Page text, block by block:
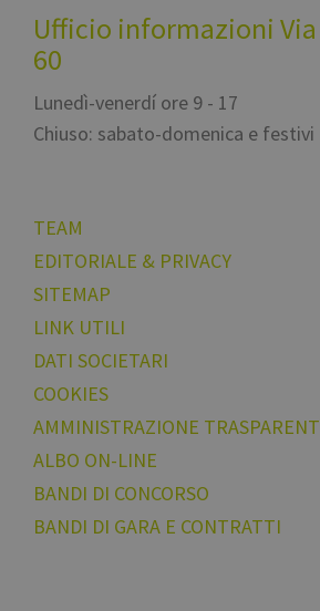
Ufficio informazioni
60
Lunedì-venerdí ore 9 - 17
Chiuso: sabato-domenica e festivi
TEAM
EDITORIALE & PRIVACY
SITEMAP
LINK UTILI
DATI SOCIETARI
COOKIES
AMMINISTRAZIONE
ALBO ON-LINE
BANDI DI CONCORSO
BANDI DI GARA E CONTRATTI